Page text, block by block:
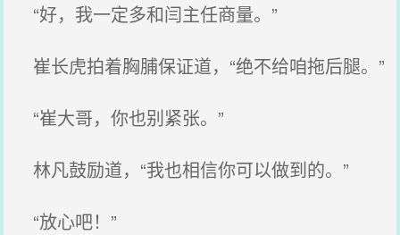
“好，我一定多和闫主任商量。”
崔长虎拍着胸脯保证道，“绝不给咱拖后腿。”
“崔大哥，你也别紧张。”
林凡鼓励道，“我也相信你可以做到的。”
“放心吧！”